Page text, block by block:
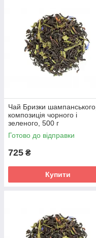
Чай Бризки шампанського,
композиція чорного і
зеленого, 500 г
Готово до відправки
725 ₴
Купити